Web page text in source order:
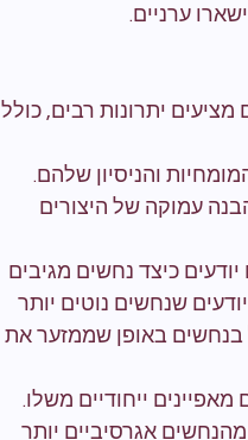
ערניים.
מציעים יתרונות רבים, כולל
והניסיון שלהם.
עמוקה של היצורים
כיצד נחשים מגיבים
שנחשים נוטים יותר
באופן שממזער את
ייחודיים משלו.
אגרסיביים יותר